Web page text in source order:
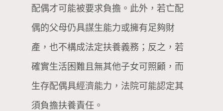
配偶才可能被要求負擔。此外，若亡配
偶的父母仍具謀生能力或擁有足夠財
產，也不構成法定扶養義務；反之，若
確實生活困難且無其他子女可照顧，而
生存配偶具經濟能力，法院可能認定其
須負擔扶養責任。